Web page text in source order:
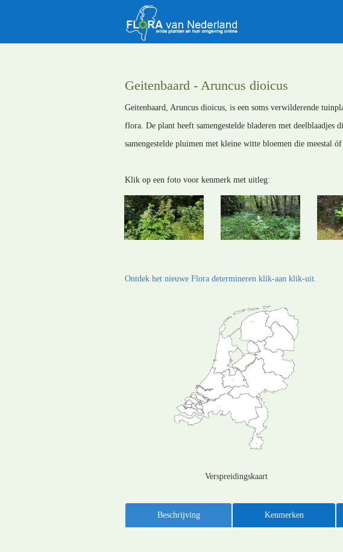
Geitenbaard - Aruncus dioicus
Geitenbaard, Aruncus dioicus, is een soms verwilderende
flora. De plant heeft samengestelde bladeren met deelblaadjes
samengestelde pluimen met kleine witte bloemen die meestal
Klik op een foto voor kenmerk met uitleg:
Ontdek het nieuwe Flora determineren klik-aan klik-uit.
Verspreidingskaart
Beschrijving Kenmerken